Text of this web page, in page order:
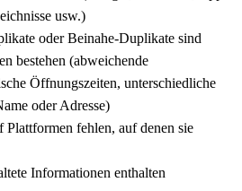
usw.)
oder Beinahe-Duplikate sind
bestehen (abweichende
Öffnungszeiten, unterschiedliche
oder Adresse)
Plattformen fehlen, auf denen sie
Informationen enthalten